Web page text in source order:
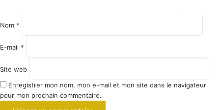
Nom *
E-mail *
Site web
Enregistrer mon nom, mon e-mail et mon site dans le navigateur
pour mon prochain commentaire.